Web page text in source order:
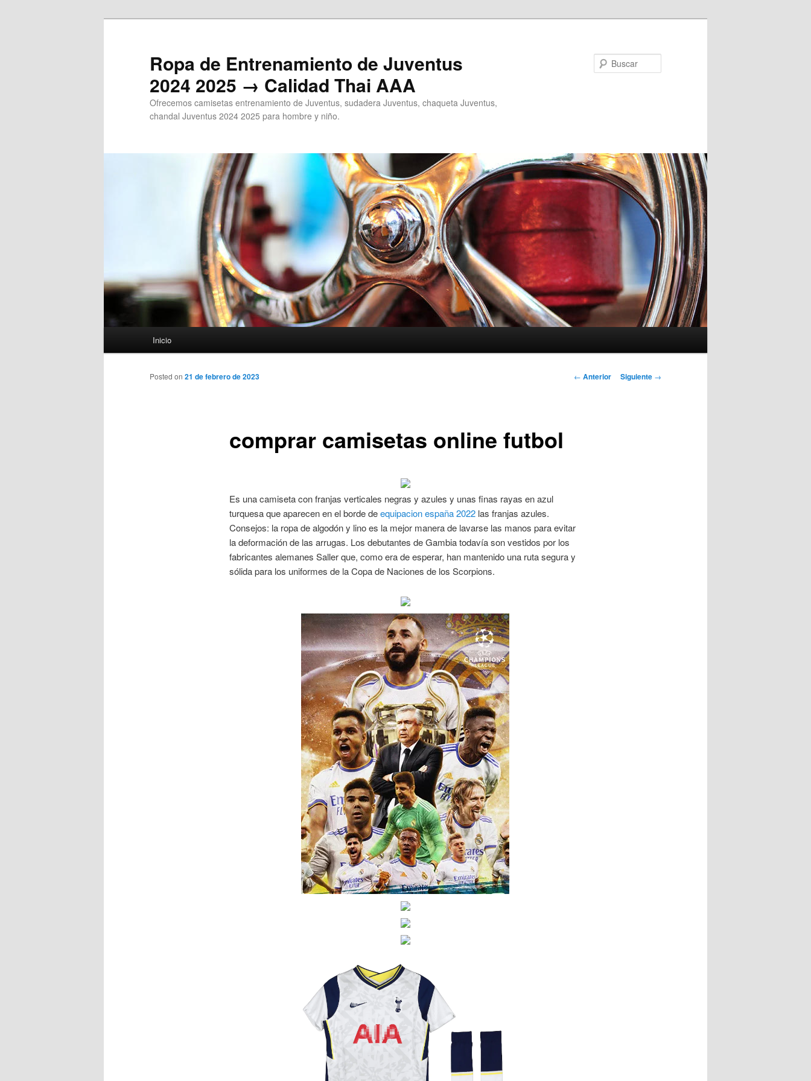
Ropa de Entrenamiento de Juventus
2024 2025 → Calidad Thai AAA
Ofrecemos camisetas entrenamiento de Juventus, sudadera Juventus, chaqueta Juventus,
chandal Juventus 2024 2025 para hombre y niño.
Inicio
Navegación
← Anterior Siguiente →
comprar camisetas online futbol
Posted on 21 de febrero de 2023
Es una camiseta con franjas verticales negras y azules y unas finas rayas en azul
turquesa que aparecen en el borde deequipacion españa 2022las franjas azules.
Consejos: la ropa de algodón y lino es la mejor manera de lavarse las manos para evitar
la deformación de las arrugas. Los debutantes de Gambia todavía son vestidos por los
fabricantes alemanes Saller que, como era de esperar, han mantenido una ruta segura y
sólida para los uniformes de la Copa de Naciones de los Scorpions.